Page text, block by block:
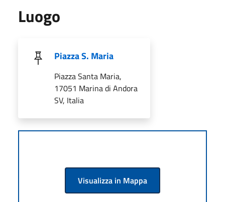
Luogo
Piazza S. Maria
Piazza Santa Maria,
17051 Marina di Andora
SV, Italia
Visualizza in Mappa